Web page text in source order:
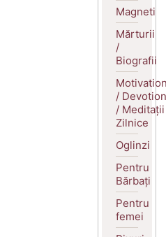
Magneti
Mărturii
/
Biografii
/
/ Meditații
Zilnice
Oglinzi
Pentru
Bărbați
Pentru
femei